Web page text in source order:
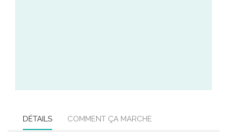
DÉTAILS COMMENT ÇA MARCHE